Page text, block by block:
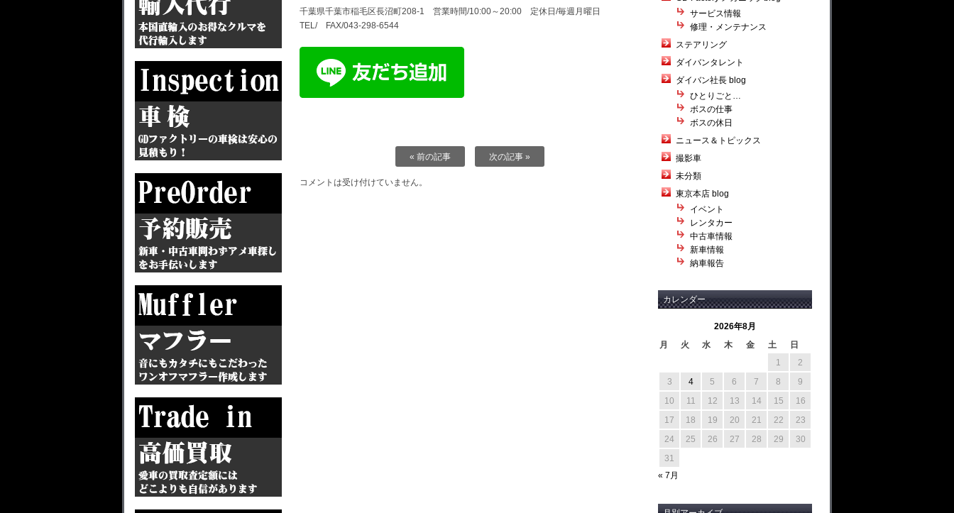
千葉県千葉市稲毛区長沼町208-1 営業時間/10:00～20:00 定休日/毎週月曜日
TEL/ FAX/043-298-6544
« 前の記事 次の記事 »
コメントは受け付けていません。
サービス情報
修理・メンテナンス
ステアリング
ダイバンタレント
ダイバン社長 blog
ひとりごと…
ボスの仕事
ボスの休日
ニュース＆トピックス
撮影車
未分類
東京本店 blog
イベント
レンタカー
中古車情報
新車情報
納車報告
カレンダー
2026年8月
月
火 水 木 金 土
日
1
2
3
4 5 6 7 8
9
10
11 12 13 14 15
16
17
18 19 20 21 22
23
24
25 26 27 28 29
30
31
« 7月